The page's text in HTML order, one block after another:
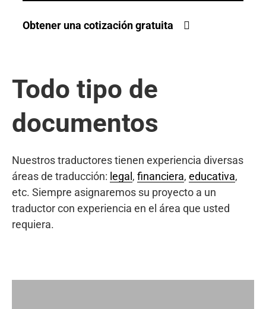
Obtener una cotización gratuita
Todo tipo de
documentos
Nuestros traductores tienen experiencia diversas
áreas de traducción: legal , financiera, educativa,
etc. Siempre asignaremos su proyecto a un
traductor con experiencia en el área que usted
requiera.